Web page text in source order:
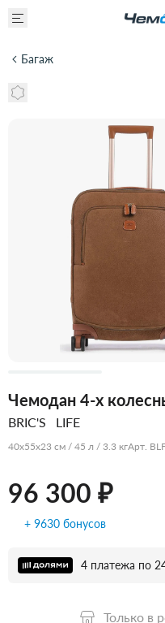
Багаж
Чемодан 4-х
BRIC'S LIFE
40x55x23 см / 45 л / 3.3 кгАрт.
96 300 ₽
+ 9630 бонусов
4 платежа по
Только в